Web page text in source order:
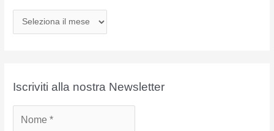
r
iIscriviti alla nostra Newsletter